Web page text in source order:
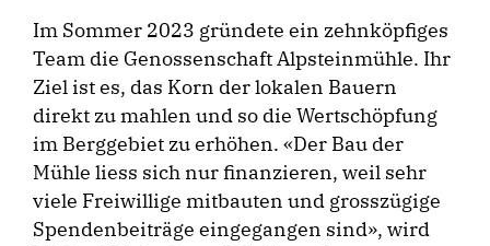
Im Sommer 2023 gründete ein zehnköpfiges
Team die Genossenschaft Alpsteinmühle. Ihr
Ziel ist es, das Korn der lokalen Bauern
direkt zu mahlen und so die Wertschöpfung
im Berggebiet zu erhöhen. «Der Bau der
Mühle liess sich nur finanzieren, weil sehr
viele Freiwillige mitbauten und grosszügige
Spendenbeiträge eingegangen sind», wird